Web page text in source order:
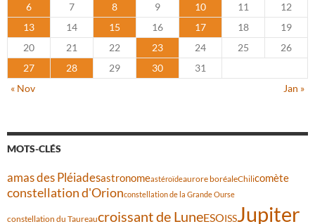
6
7 8 9 10 11
12
13
14 15 16 17 18
19
20
21 22 23 24 25
26
27
28 29 30
31
« Nov
Jan »
MOTS-CLÉS
amas des Pléiadesastronomeastéroïdeaurore boréaleChilicomète
constellation d'Orionconstellation de la Grande Ourse
constellation du Taureaucroissant de LuneESOISSJupiter